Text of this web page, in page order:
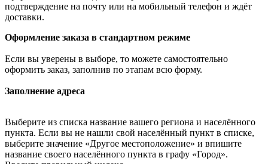
подтверждение на почту или на мобильный телефон и ждёт
доставки.
Оформление заказа в стандартном режиме
Если вы уверены в выборе, то можете самостоятельно
оформить заказ, заполнив по этапам всю форму.
Заполнение адреса
Выберите из списка название вашего региона и населённого
пункта. Если вы не нашли свой населённый пункт в списке,
выберите значение «Другое местоположение» и впишите
название своего населённого пункта в графу «Город».